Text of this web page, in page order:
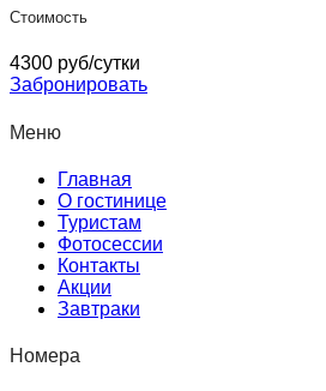
Стоимость
4300 руб/сутки
Забронировать
Меню
Главная
О гостинице
Туристам
Фотосессии
Контакты
Акции
Завтраки
Номера